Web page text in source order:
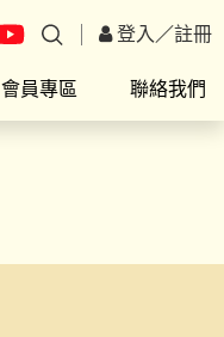
登入／註冊
會員專區 聯絡我們